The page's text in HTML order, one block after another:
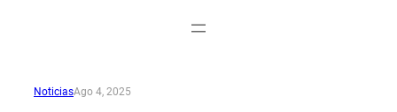
NoticiasAgo 4, 2025